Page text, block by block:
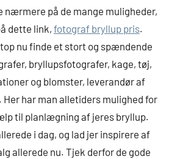
nærmere på de mange muligheder,
dette link,fotograf bryllup pris.
nu finde et stort og spændende
bryllupsfotografer, kage, tøj,
og blomster, leverandør af
Her har man alletiders mulighed for
til planlægning af jeres bryllup.
i dag, og lad jer inspirere af
allerede nu. Tjek derfor de gode